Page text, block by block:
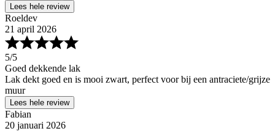
Lees hele review
Roeldev
21 april 2026
5/5
Goed dekkende lak
Lak dekt goed en is mooi zwart, perfect voor bij een antraciete/grijze
muur
Lees hele review
Fabian
20 januari 2026